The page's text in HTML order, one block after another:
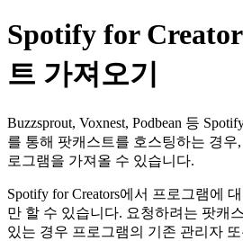
Spotify for
트 가져오기
Buzzsprout, Voxnest, Podbean 등
를 통해 팟캐스트를 호스팅하는 경우,
로그램을 가져올 수 있습니다.
Spotify for Creators에서 프로그램에
만 할 수 있습니다. 요청하려는 팟캐
있는 경우 프로그램의 기존 관리자